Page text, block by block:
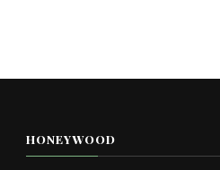
HONEYWOOD